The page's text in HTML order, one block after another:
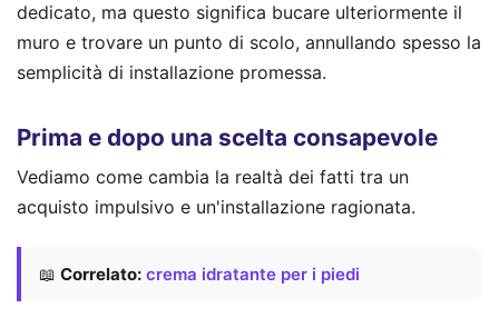
dedicato, ma questo significa bucare ulteriormente il
muro e trovare un punto di scolo, annullando spesso la
semplicità di installazione promessa.
Prima e dopo una scelta consapevole
Vediamo come cambia la realtà dei fatti tra un
acquisto impulsivo e un'installazione ragionata.
📖 Correlato: crema idratante per i piedi